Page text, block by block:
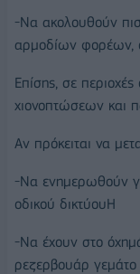
-Να ακολουθούν
αρμοδίων φορέων,
Επίσης, σε
χιονοπτώσεων και
Αν πρόκειται να
-Να ενημερωθούν
οδικού δικτύουΗ
-Να έχουν στο όχημά
ρεζερβουάρ γεμάτο